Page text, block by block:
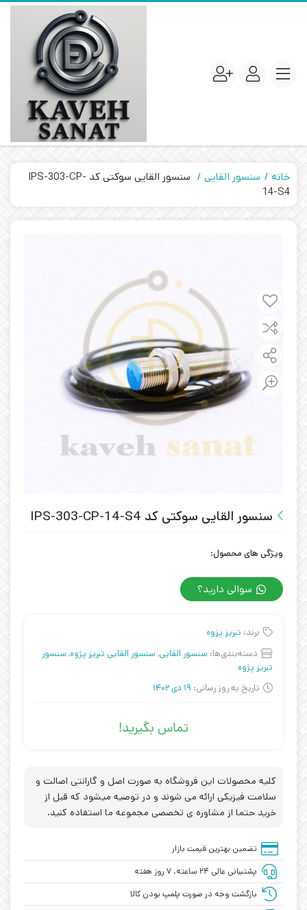
خانه سنسور القایی
سنسور القایی سوکتی کد IPS-303-CP-
14-S4
سنسور القایی سوکتی کد IPS-303-CP-14-S4
ویژگی های محصول:
سوالی دارید؟
برند: تبریز پزوه
دسته‌بندی‌ها: سنسور القایی, سنسور القایی تبریز پژوه, سنسور
تبریز پژوه
تاریخ به روز رسانی: 19 دی 1402
تماس بگیرید!
کلیه محصولات این فروشگاه به صورت اصل و گارانتی اصالت و
سلامت فیزیکی ارائه می شوند و در توصیه میشود که قبل از
خرید حتما از مشاوره ی تخصصی مجموعه ما استفاده کنید.
تضمین بهترین قیمت بازار
پشتیبانی عالی ۲۴ ساعته، ۷ روز هفته
بازگشت وجه در صورت پلمپ بودن کالا